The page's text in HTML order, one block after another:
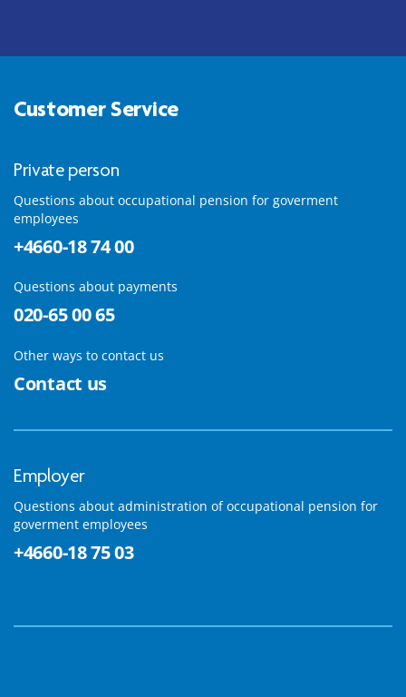
Customer Service
Private person
Questions about occupational pension for goverment
employees
+4660-18 74 00
Questions about payments
020-65 00 65
Other ways to contact us
Contact us
Employer
Questions about administration of occupational pension for
goverment employees
+4660-18 75 03